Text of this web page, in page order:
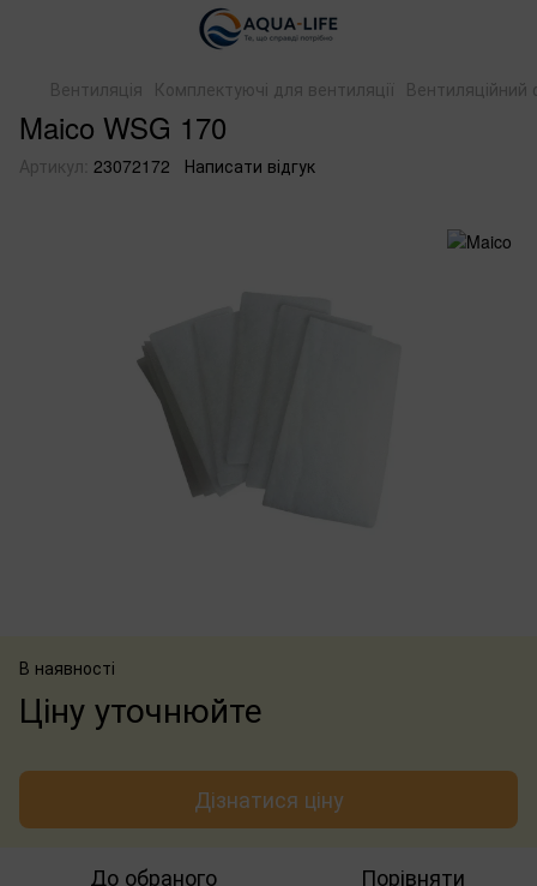
Вентиляція Комплектуючі для вентиляції Вентиляційний
Maico WSG 170
Артикул: 23072172 Написати відгук
В наявності
Ціну уточнюйте
Дізнатися ціну
До обраного Порівняти